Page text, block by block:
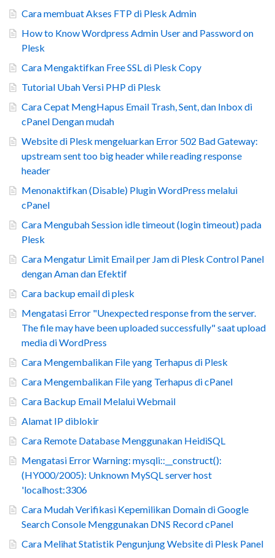
Cara membuat Akses FTP di Plesk Admin
How to Know Wordpress Admin User and Password on
Plesk
Cara Mengaktifkan Free SSL di Plesk Copy
Tutorial Ubah Versi PHP di Plesk
Cara Cepat MengHapus Email Trash, Sent, dan Inbox di
cPanel Dengan mudah
Website di Plesk mengeluarkan Error 502 Bad Gateway:
upstream sent too big header while reading response
header
Menonaktifkan (Disable) Plugin WordPress melalui
cPanel
Cara Mengubah Session idle timeout (login timeout) pada
Plesk
Cara Mengatur Limit Email per Jam di Plesk Control Panel
dengan Aman dan Efektif
Cara backup email di plesk
Mengatasi Error "Unexpected response from the server.
The file may have been uploaded successfully" saat upload
media di WordPress
Cara Mengembalikan File yang Terhapus di Plesk
Cara Mengembalikan File yang Terhapus di cPanel
Cara Backup Email Melalui Webmail
Alamat IP diblokir
Cara Remote Database Menggunakan HeidiSQL
Mengatasi Error Warning: mysqli::__construct():
(HY000/2005): Unknown MySQL server host
'localhost:3306
Cara Mudah Verifikasi Kepemilikan Domain di Google
Search Console Menggunakan DNS Record cPanel
Cara Melihat Statistik Pengunjung Website di Plesk Panel